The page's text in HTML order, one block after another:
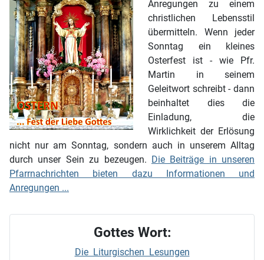
Anregungen zu einem
christlichen Lebensstil
übermitteln. Wenn jeder
Sonntag ein kleines
Osterfest ist - wie Pfr.
Martin in seinem
Geleitwort schreibt - dann
beinhaltet dies die
Einladung, die
Wirklichkeit der Erlösung
nicht nur am Sonntag, sondern auch in unserem Alltag
durch unser Sein zu bezeugen. Die Beiträge in unseren
Pfarrnachrichten bieten dazu Informationen und
Anregungen ...
Gottes Wort:
Die Liturgischen Lesungen